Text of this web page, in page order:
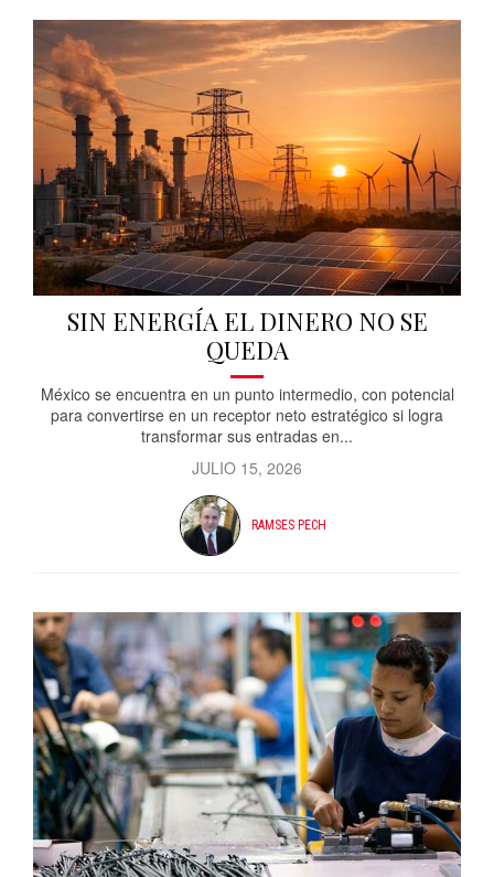
SIN ENERGÍA EL DINERO NO SE
QUEDA
México se encuentra en un punto intermedio, con potencial
para convertirse en un receptor neto estratégico si logra
transformar sus entradas en...
JULIO 15, 2026
RAMSES PECH